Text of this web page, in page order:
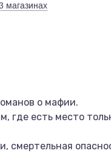
магазинах
о мафии.
где есть место
смертельная